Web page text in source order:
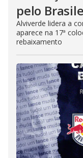
pelo
Alviverde lidera a
aparece na 17ª
rebaixamento